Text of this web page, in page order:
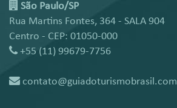
São Paulo/SP
Rua Martins Fontes, 364 - SALA 904
Centro - CEP: 01050-000
+55 (11) 99679-7756
contato@guiadoturismobrasil.com